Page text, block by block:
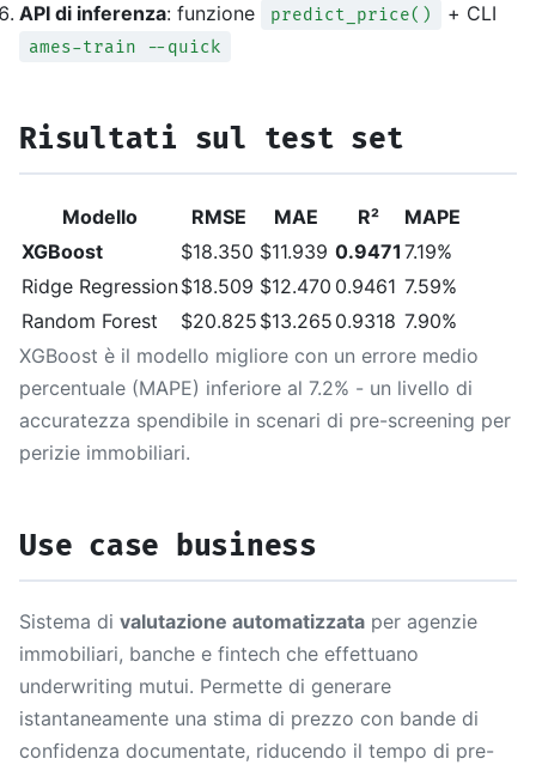
API di inferenza: funzione predict_price() + CLI
ames-train --quick
Risultati sul test set
Modello RMSE MAE R²
MAPE
XGBoost
$18.350 $11.939 0.9471 7.19%
Ridge Regression$18.509 $12.470 0.9461 7.59%
Random Forest
$20.825 $13.265 0.9318 7.90%
XGBoost è il modello migliore con un errore medio
percentuale (MAPE) inferiore al 7.2% - un livello di
accuratezza spendibile in scenari di pre-screening per
perizie immobiliari.
Use case business
Sistema di valutazione automatizzata per agenzie
immobiliari, banche e fintech che effettuano
underwriting mutui. Permette di generare
istantaneamente una stima di prezzo con bande di
confidenza documentate, riducendo il tempo di pre-